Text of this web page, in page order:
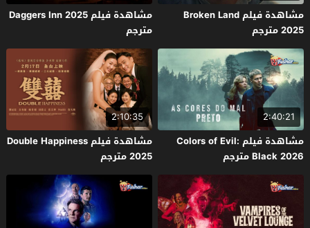
مشاهدة فيلم Broken Land
2025 مترجم
مشاهدة فيلم Daggers Inn 2025
مترجم
2:40:21
مشاهدة فيلم Colors of Evil:
Black 2026 مترجم
2:10:35
مشاهدة فيلم Double Happiness
2025 مترجم